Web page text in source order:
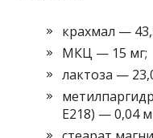
крахмал —
МКЦ — 15 мг;
лактоза —
Е218) — 0,04